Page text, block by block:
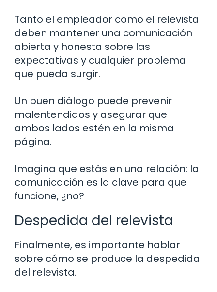
Tanto el empleador como el relevista
deben mantener una comunicación
abierta y honesta sobre las
expectativas y cualquier problema
que pueda surgir.
Un buen diálogo puede prevenir
malentendidos y asegurar que
ambos lados estén en la misma
página.
Imagina que estás en una relación: la
comunicación es la clave para que
funcione, ¿no?
Despedida del relevista
Finalmente, es importante hablar
sobre cómo se produce la despedida
del relevista.